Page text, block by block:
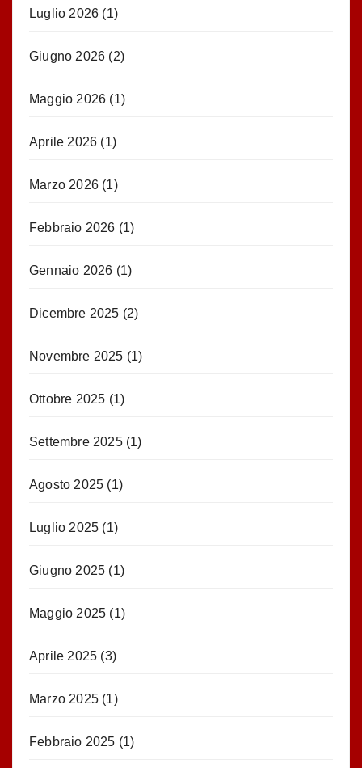
Luglio 2026 (1)
Giugno 2026 (2)
Maggio 2026 (1)
Aprile 2026 (1)
Marzo 2026 (1)
Febbraio 2026 (1)
Gennaio 2026 (1)
Dicembre 2025 (2)
Novembre 2025 (1)
Ottobre 2025 (1)
Settembre 2025(1)
Agosto 2025 (1)
Luglio 2025 (1)
Giugno 2025 (1)
Maggio 2025 (1)
Aprile 2025 (3)
Marzo 2025 (1)
Febbraio 2025 (1)